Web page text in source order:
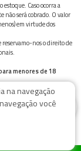
Caso ocorra a
não será cobrado. O valor
em virtude dos
reservamo-nos o direito de
menores de 18
graves males à saúde.
na navegação
você